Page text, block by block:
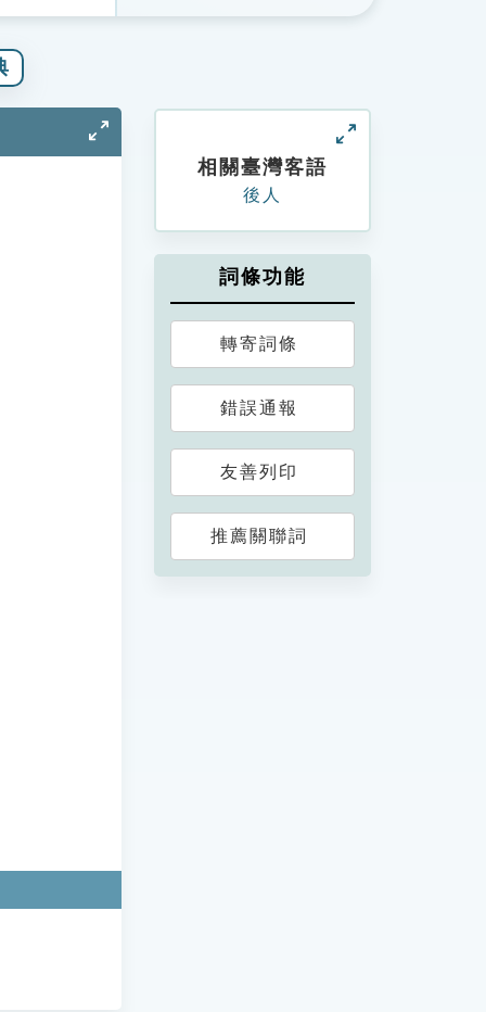
相關臺灣客語
後人
詞條功能
轉寄詞條
錯誤通報
友善列印
推薦關聯詞